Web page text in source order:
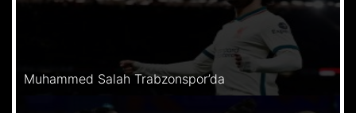
Muhammed Salah Trabzonspor’da